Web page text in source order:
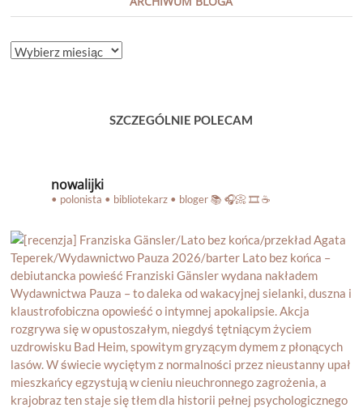
ARCHIWUM
SZCZEGÓLNIE POLECAM
nowalijki
• polonista • bibliotekarz • bloger📚 🎧📀 🎞️ ☕️